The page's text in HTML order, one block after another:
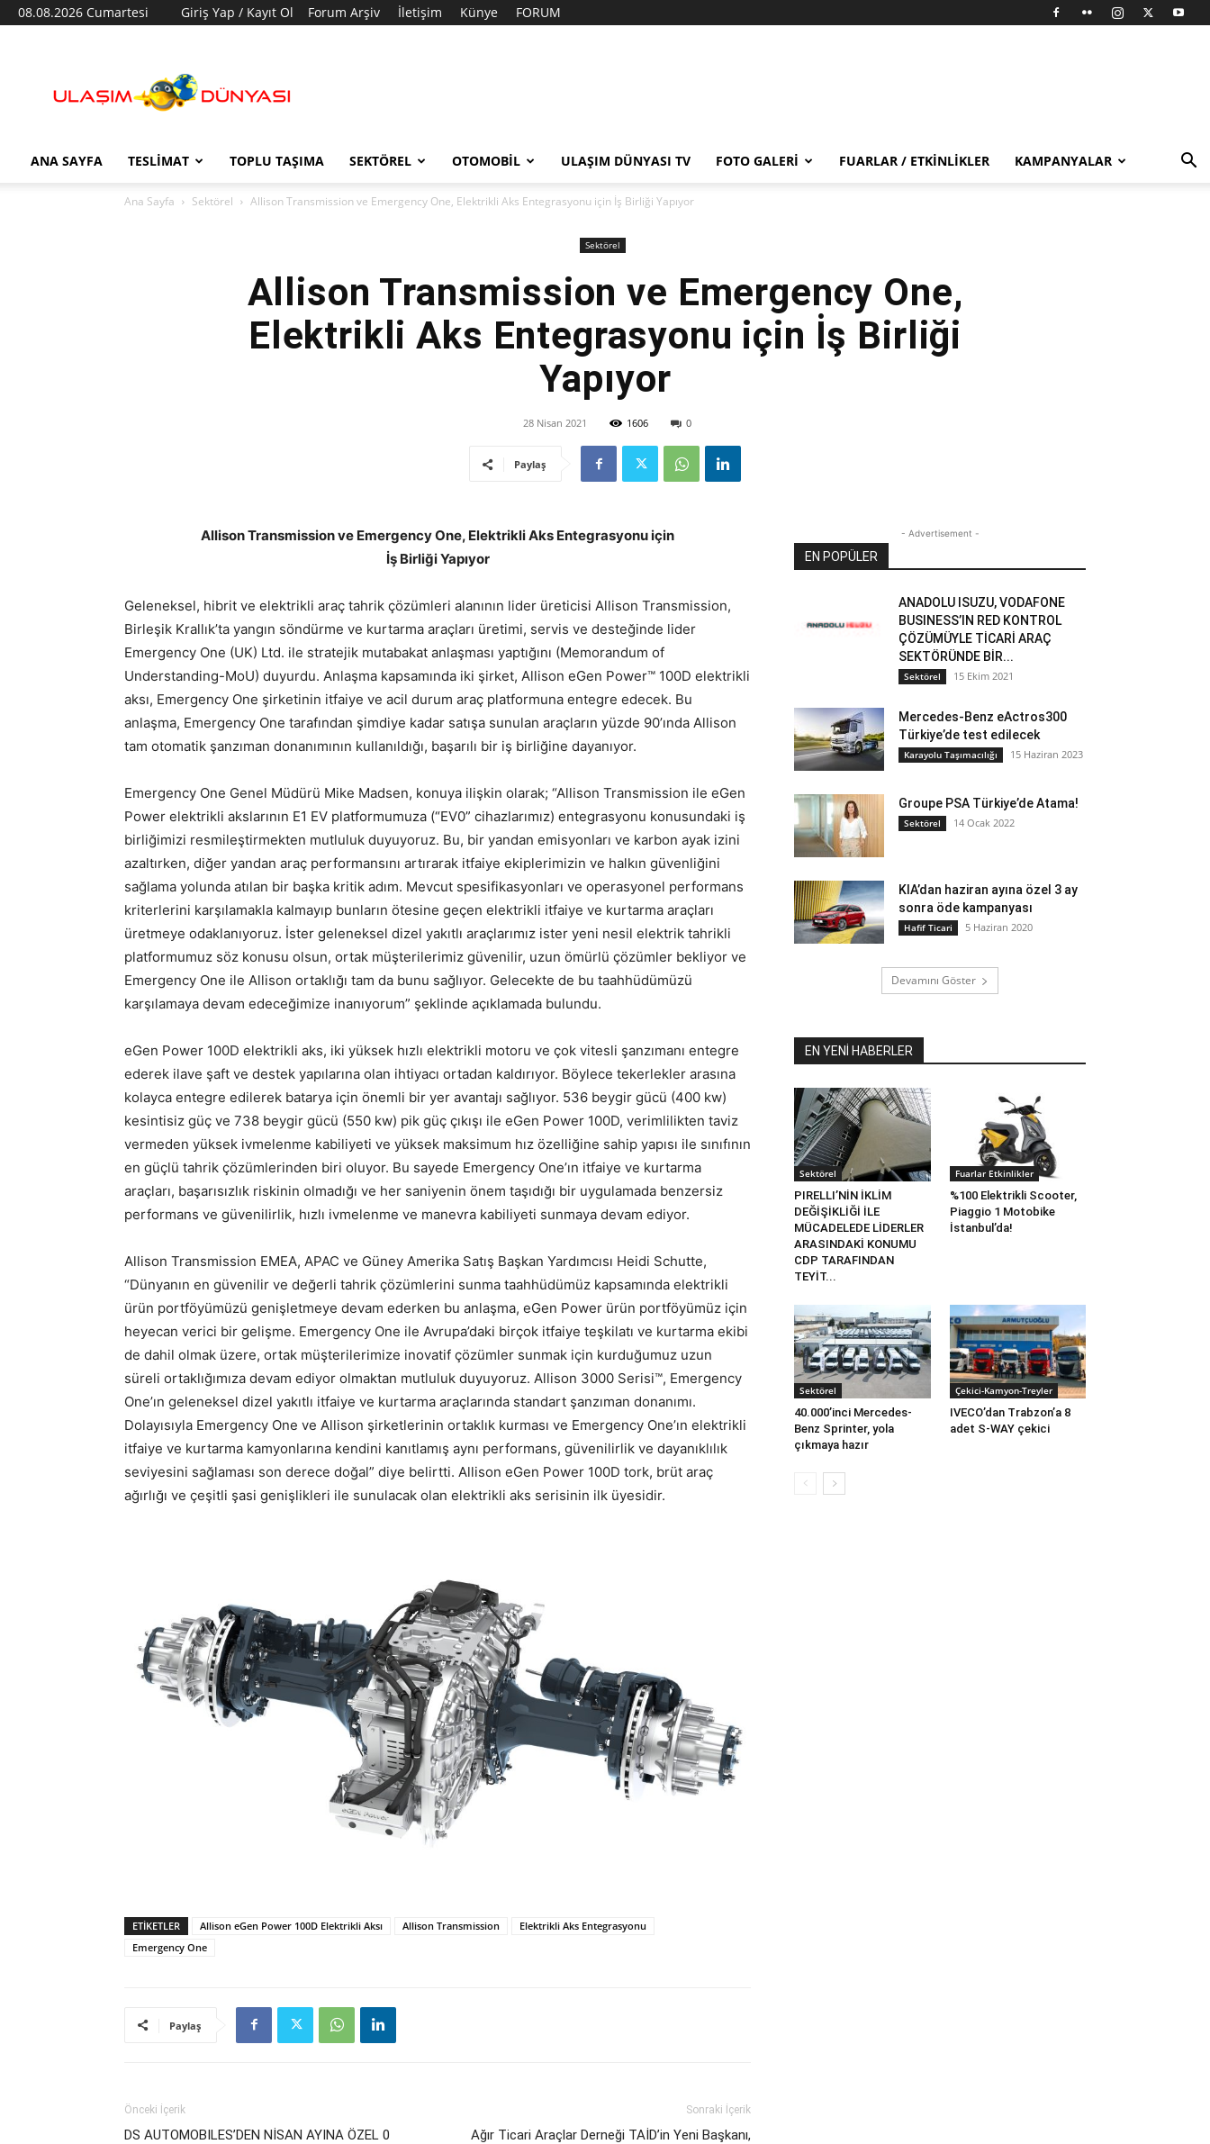
08.08.2026 Cumartesi Giriş Yap / Kayıt Ol Forum Arşiv İletişim Künye FORUM
Dünyası
ANA SAYFA TESLIMAT TOPLU TAŞIMA SEKTÖREL OTOMOBIL ULAŞIM DÜNYASI TV FOTO GALERI FUARLAR / ETKINLIKLER KAMPANYALAR
Ana Sayfa Sektörel Allison Transmission ve Emergency One, Elektrikli Aks Entegrasyonu için İş Birliği Yapıyor
Sektörel
Allison Transmission ve Emergency One,
Elektrikli Aks Entegrasyonu için İş Birliği
Yapıyor
28 Nisan 2021 1606 0
Paylaş
Allison Transmission ve Emergency One, Elektrikli Aks Entegrasyonu için
İş Birliği Yapıyor
Geleneksel, hibrit ve elektrikli araç tahrik çözümleri alanının lider üreticisi Allison Transmission,
Birleşik Krallık’ta yangın söndürme ve kurtarma araçları üretimi, servis ve desteğinde lider
Emergency One (UK) Ltd. ile stratejik mutabakat anlaşması yaptığını (Memorandum of
Understanding-MoU) duyurdu. Anlaşma kapsamında iki şirket, Allison eGen Power™ 100D elektrikli
aksı, Emergency One şirketinin itfaiye ve acil durum araç platformuna entegre edecek. Bu
anlaşma, Emergency One tarafından şimdiye kadar satışa sunulan araçların yüzde 90’ında Allison
tam otomatik şanzıman donanımının kullanıldığı, başarılı bir iş birliğine dayanıyor.
Emergency One Genel Müdürü Mike Madsen, konuya ilişkin olarak; “Allison Transmission ile eGen
Power elektrikli akslarının E1 EV platformumuza (“EV0” cihazlarımız) entegrasyonu konusundaki iş
birliğimizi resmileştirmekten mutluluk duyuyoruz. Bu, bir yandan emisyonları ve karbon ayak izini
azaltırken, diğer yandan araç performansını artırarak itfaiye ekiplerimizin ve halkın güvenliğini
sağlama yolunda atılan bir başka kritik adım. Mevcut spesifikasyonları ve operasyonel performans
kriterlerini karşılamakla kalmayıp bunların ötesine geçen elektrikli itfaiye ve kurtarma araçları
üretmeye odaklanıyoruz. İster geleneksel dizel yakıtlı araçlarımız ister yeni nesil elektrik tahrikli
platformumuz söz konusu olsun, ortak müşterilerimiz güvenilir, uzun ömürlü çözümler bekliyor ve
Emergency One ile Allison ortaklığı tam da bunu sağlıyor. Gelecekte de bu taahhüdümüzü
karşılamaya devam edeceğimize inanıyorum” şeklinde açıklamada bulundu.
eGen Power 100D elektrikli aks, iki yüksek hızlı elektrikli motoru ve çok vitesli şanzımanı entegre
ederek ilave şaft ve destek yapılarına olan ihtiyacı ortadan kaldırıyor. Böylece tekerlekler arasına
kolayca entegre edilerek batarya için önemli bir yer avantajı sağlıyor. 536 beygir gücü (400 kw)
kesintisiz güç ve 738 beygir gücü (550 kw) pik güç çıkışı ile eGen Power 100D, verimlilikten taviz
vermeden yüksek ivmelenme kabiliyeti ve yüksek maksimum hız özelliğine sahip yapısı ile sınıfının
en güçlü tahrik çözümlerinden biri oluyor. Bu sayede Emergency One’ın itfaiye ve kurtarma
araçları, başarısızlık riskinin olmadığı ve her saniyenin önem taşıdığı bir uygulamada benzersiz
performans ve güvenilirlik, hızlı ivmelenme ve manevra kabiliyeti sunmaya devam ediyor.
Allison Transmission EMEA, APAC ve Güney Amerika Satış Başkan Yardımcısı Heidi Schutte,
“Dünyanın en güvenilir ve değerli tahrik çözümlerini sunma taahhüdümüz kapsamında elektrikli
ürün portföyümüzü genişletmeye devam ederken bu anlaşma, eGen Power ürün portföyümüz için
heyecan verici bir gelişme. Emergency One ile Avrupa’daki birçok itfaiye teşkilatı ve kurtarma ekibi
de dahil olmak üzere, ortak müşterilerimize inovatif çözümler sunmak için kurduğumuz uzun
süreli ortaklığımıza devam ediyor olmaktan mutluluk duyuyoruz. Allison 3000 Serisi™, Emergency
One’ın geleneksel dizel yakıtlı itfaiye ve kurtarma araçlarında standart şanzıman donanımı.
Dolayısıyla Emergency One ve Allison şirketlerinin ortaklık kurması ve Emergency One’ın elektrikli
itfaiye ve kurtarma kamyonlarına kendini kanıtlamış aynı performans, güvenilirlik ve dayanıklılık
seviyesini sağlaması son derece doğal” diye belirtti. Allison eGen Power 100D tork, brüt araç
ağırlığı ve çeşitli şasi genişlikleri ile sunulacak olan elektrikli aks serisinin ilk üyesidir.
ETIKETLER Allison eGen Power 100D Elektrikli Aksı Allison Transmission
Elektrikli Aks Entegrasyonu
Emergency One
Paylaş
Önceki İçerik
DS AUTOMOBILES’DEN NİSAN AYINA ÖZEL 0
Sonraki İçerik
Ağır Ticari Araçlar Derneği TAİD’in Yeni Başkanı,
- Advertisement -
EN POPÜLER
ANADOLU ISUZU, VODAFONE
BUSINESS’IN RED KONTROL
ÇÖZÜMÜYLE TİCARİ ARAÇ
SEKTÖRÜNDE BİR...
Sektörel 15 Ekim 2021
Mercedes-Benz eActros300
Türkiye’de test edilecek
Karayolu Taşımacılığı 15 Haziran 2023
Groupe PSA Türkiye’de Atama!
Sektörel 14 Ocak 2022
KIA’dan haziran ayına özel 3 ay
sonra öde kampanyası
Hafif Ticari 5 Haziran 2020
Devamını Göster
EN YENİ HABERLER
Sektörel
PIRELLI’NİN İKLİM
DEĞİŞİKLİĞİ İLE
MÜCADELEDE LİDERLER
ARASINDAKİ KONUMU
CDP TARAFINDAN
TEYİT...
Fuarlar Etkinlikler
%100 Elektrikli Scooter,
Piaggio 1 Motobike
İstanbul’da!
Sektörel
40.000’inci Mercedes-
Benz Sprinter, yola
çıkmaya hazır
Çekici-Kamyon-Treyler
IVECO’dan Trabzon’a 8
adet S-WAY çekici